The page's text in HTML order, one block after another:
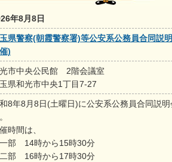
年8月8日
県警察(朝霞警察署)等公安系公務員合同説
)
市中央公民館 2階会議室
県和光市中央1丁目7-27
8年8月8日(土曜日)に公安系公務員合同説明
時間は、
部 14時から15時30分
部 16時から17時30分